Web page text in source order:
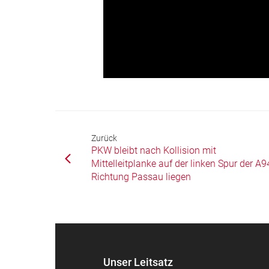
Zurück
PKW bleibt nach Kollision mit
Mittelleitplanke auf der linken Spur der
Richtung Passau liegen
Unser Leitsatz